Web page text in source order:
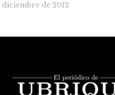
diciembre de 2012